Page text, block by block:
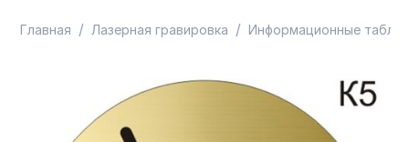
Главная / Лазерная гравировка / Информационные